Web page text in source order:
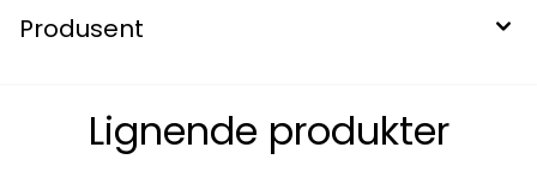
Produsent
Lignende produkter